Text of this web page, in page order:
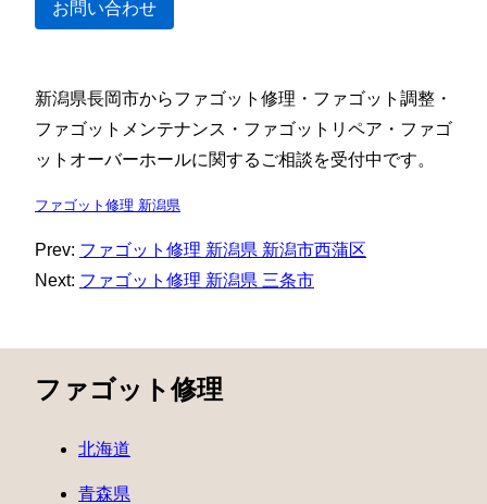
お問い合わせ
新潟県長岡市からファゴット修理・ファゴット調整・
ファゴットメンテナンス・ファゴットリペア・ファゴ
ットオーバーホールに関するご相談を受付中です。
ファゴット修理 新潟県
Prev: ファゴット修理 新潟県 新潟市西蒲区
Next: ファゴット修理 新潟県 三条市
ファゴット修理
北海道
青森県